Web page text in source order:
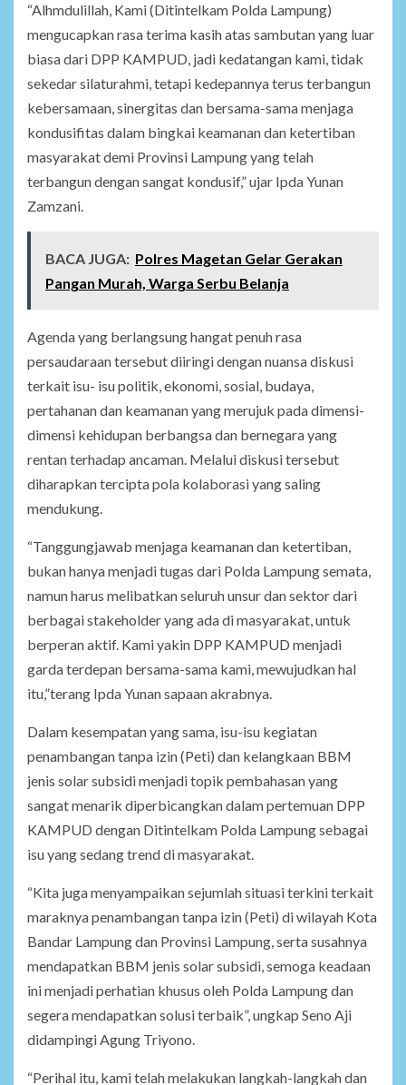
“Alhmdulillah, Kami (Ditintelkam Polda Lampung)
mengucapkan rasa terima kasih atas sambutan yang luar
biasa dari DPP KAMPUD, jadi kedatangan kami, tidak
sekedar silaturahmi, tetapi kedepannya terus terbangun
kebersamaan, sinergitas dan bersama-sama menjaga
kondusifitas dalam bingkai keamanan dan ketertiban
masyarakat demi Provinsi Lampung yang telah
terbangun dengan sangat kondusif,” ujar Ipda Yunan
Zamzani.
BACA JUGA: Polres Magetan Gelar Gerakan
Pangan Murah, Warga Serbu Belanja
Agenda yang berlangsung hangat penuh rasa
persaudaraan tersebut diiringi dengan nuansa diskusi
terkait isu- isu politik, ekonomi, sosial, budaya,
pertahanan dan keamanan yang merujuk pada dimensi-
dimensi kehidupan berbangsa dan bernegara yang
rentan terhadap ancaman. Melalui diskusi tersebut
diharapkan tercipta pola kolaborasi yang saling
mendukung.
“Tanggungjawab menjaga keamanan dan ketertiban,
bukan hanya menjadi tugas dari Polda Lampung semata,
namun harus melibatkan seluruh unsur dan sektor dari
berbagai stakeholder yang ada di masyarakat, untuk
berperan aktif. Kami yakin DPP KAMPUD menjadi
garda terdepan bersama-sama kami, mewujudkan hal
itu,”terang Ipda Yunan sapaan akrabnya.
Dalam kesempatan yang sama, isu-isu kegiatan
penambangan tanpa izin (Peti) dan kelangkaan BBM
jenis solar subsidi menjadi topik pembahasan yang
sangat menarik diperbicangkan dalam pertemuan DPP
KAMPUD dengan Ditintelkam Polda Lampung sebagai
isu yang sedang trend di masyarakat.
“Kita juga menyampaikan sejumlah situasi terkini terkait
maraknya penambangan tanpa izin (Peti) di wilayah Kota
Bandar Lampung dan Provinsi Lampung, serta susahnya
mendapatkan BBM jenis solar subsidi, semoga keadaan
ini menjadi perhatian khusus oleh Polda Lampung dan
segera mendapatkan solusi terbaik”, ungkap Seno Aji
didampingi Agung Triyono.
“Perihal itu, kami telah melakukan langkah-langkah dan